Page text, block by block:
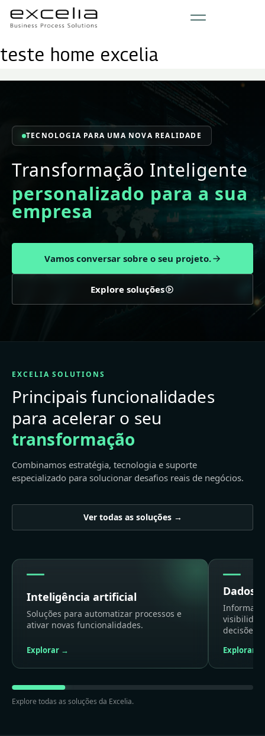
teste home excelia
TECNOLOGIA PARA UMA NOVA REALIDADE
Transformação Inteligente
personalizado para a sua
empresa
Vamos conversar sobre o seu projeto.
Explore soluções
EXCELIA SOLUTIONS
Principais funcionalidades
para acelerar o seu
transformação
Combinamos estratégia, tecnologia e suporte
especializado para solucionar desafios reais de negócios.
Ver todas as soluções →
Inteligência artificial
Soluções para automatizar processos e
ativar novas funcionalidades.
Explorar →
Dados
decisões.
Explorar →
Explore todas as soluções da Excelia.